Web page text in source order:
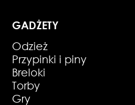
GADŻETY
Odzież
Przypinki i piny
Breloki
Torby
Gry